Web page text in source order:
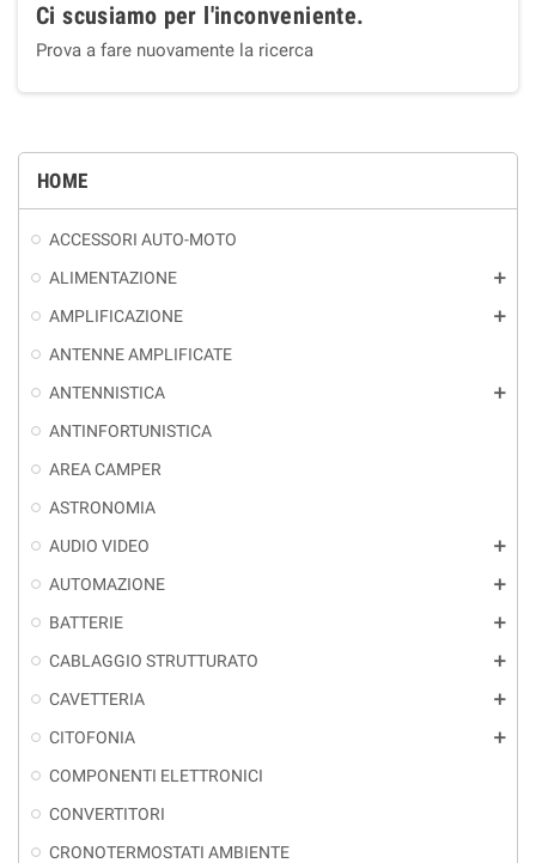
HOME
ACCESSORI AUTO-MOTO
ALIMENTAZIONE
add
AMPLIFICAZIONE add
ANTENNE AMPLIFICATE
ANTENNISTICA
add
ANTINFORTUNISTICA
AREA CAMPER
ASTRONOMIA
AUDIO VIDEO
add
AUTOMAZIONE add
BATTERIE add
CABLAGGIO STRUTTURATO add
CAVETTERIA add
CITOFONIA add
COMPONENTI ELETTRONICI
CONVERTITORI
CRONOTERMOSTATI AMBIENTE
Ci scusiamo per l'inconveniente.
Prova a fare nuovamente la ricerca